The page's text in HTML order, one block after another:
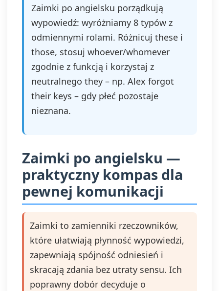
Zaimki po angielsku porządkują
wypowiedź: wyróżniamy 8 typów z
odmiennymi rolami. Różnicuj these i
those, stosuj whoever/whomever
zgodnie z funkcją i korzystaj z
neutralnego they – np. Alex forgot
their keys – gdy płeć pozostaje
nieznana.
Zaimki po angielsku —
praktyczny kompas dla
pewnej komunikacji
Zaimki to zamienniki rzeczowników,
które ułatwiają płynność wypowiedzi,
zapewniają spójność odniesień i
skracają zdania bez utraty sensu. Ich
poprawny dobór decyduje o